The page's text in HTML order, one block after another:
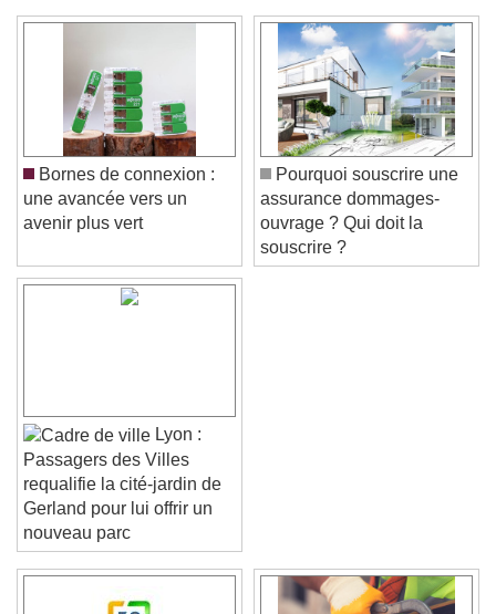
Video Player is loading.
Bornes de connexion :
une avancée vers un
Pourquoi souscrire une
assurance dommages-
ouvrage ? Qui doit la
souscrire ?
Lyon :
Passagers des Villes
requalifie la cité-jardin de
Gerland pour lui offrir un
nouveau parc